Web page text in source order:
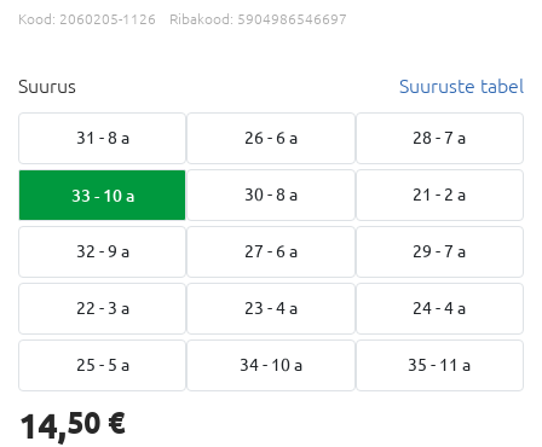
Kood: 2060205-1126 Ribakood: 5904986546697
Suurus Suuruste tabel
31 - 8 a 26 - 6 a 28 - 7 a
33 - 10 a 30 - 8 a 21 - 2 a
32 - 9 a 27 - 6 a 29 - 7 a
22 - 3 a 23 - 4 a 24 - 4 a
25 - 5 a 34 - 10 a 35 - 11 a
14,50 €